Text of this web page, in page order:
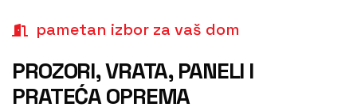
pametan izbor za vaš dom
PROZORI, VRATA, PANELI I
PRATEĆA OPREMA